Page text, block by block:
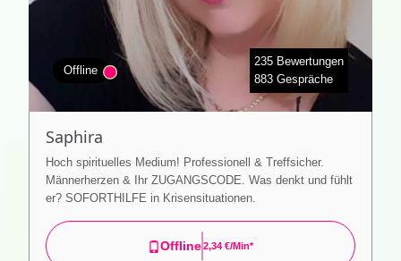
Offline
235 Bewertungen
883 Gespräche
Saphira
Hoch spirituelles Medium! Professionell & Treffsicher.
Männerherzen & Ihr ZUGANGSCODE. Was denkt und fühlt
er? SOFORTHILFE in Krisensituationen.
Offline2,34 €/min*